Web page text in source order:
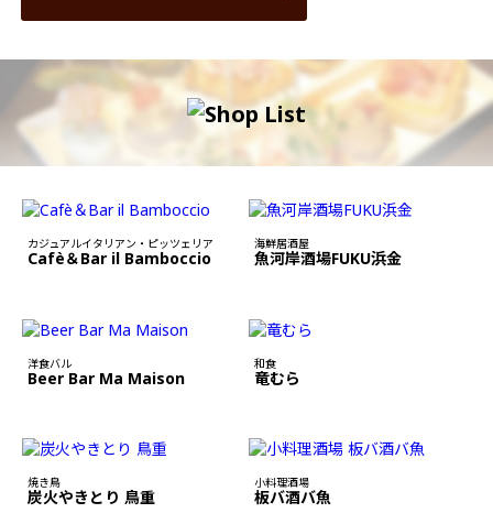
カジュアルイタリアン・ピッツェリア
Cafè＆Bar il Bamboccio
海鮮居酒屋
魚河岸酒場FUKU浜金
洋食バル
Beer Bar Ma Maison
和食
竜むら
焼き鳥
炭火やきとり 鳥重
小料理酒場
板バ酒バ魚